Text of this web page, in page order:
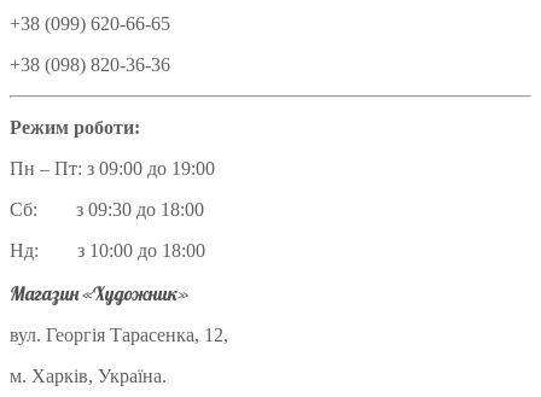
+38 (099) 620-66-65
+38 (098) 820-36-36
Режим роботи:
Пн – Пт: з 09:00 до 19:00
Сб: з 09:30 до 18:00
Нд: з 10:00 до 18:00
Магазин «Художник»
вул. Георгія Тарасенка, 12,
м. Харків, Україна.